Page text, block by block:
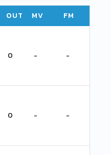
OUT MV FM
0 - -
0 - -